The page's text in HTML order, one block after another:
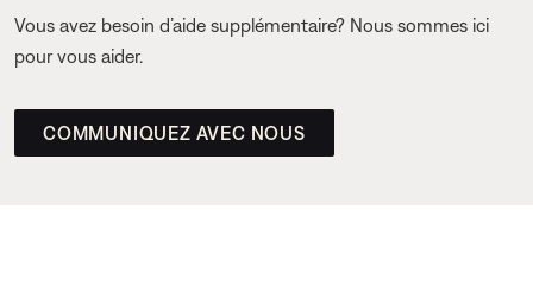
Vous avez besoin d’aide supplémentaire? Nous sommes ici
pour vous aider.
COMMUNIQUEZ AVEC NOUS